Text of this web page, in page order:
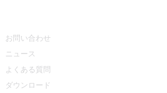
お問い合わせ
ニュース
よくある質問
ダウンロード